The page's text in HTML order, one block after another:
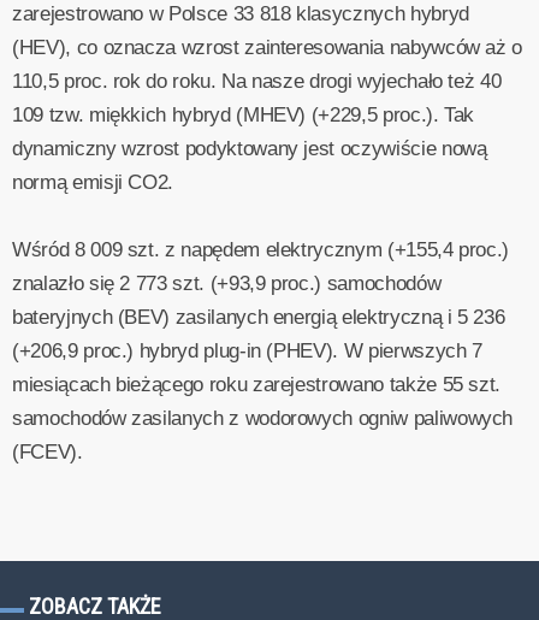
zarejestrowano w Polsce 33 818 klasycznych hybryd
(HEV), co oznacza wzrost zainteresowania nabywców aż o
110,5 proc. rok do roku. Na nasze drogi wyjechało też 40
109 tzw. miękkich hybryd (MHEV) (+229,5 proc.). Tak
dynamiczny wzrost podyktowany jest oczywiście nową
normą emisji CO2.
Wśród 8 009 szt. z napędem elektrycznym (+155,4 proc.)
znalazło się 2 773 szt. (+93,9 proc.) samochodów
bateryjnych (BEV) zasilanych energią elektryczną i 5 236
(+206,9 proc.) hybryd plug-in (PHEV). W pierwszych 7
miesiącach bieżącego roku zarejestrowano także 55 szt.
samochodów zasilanych z wodorowych ogniw paliwowych
(FCEV).
ZOBACZ TAKŻE